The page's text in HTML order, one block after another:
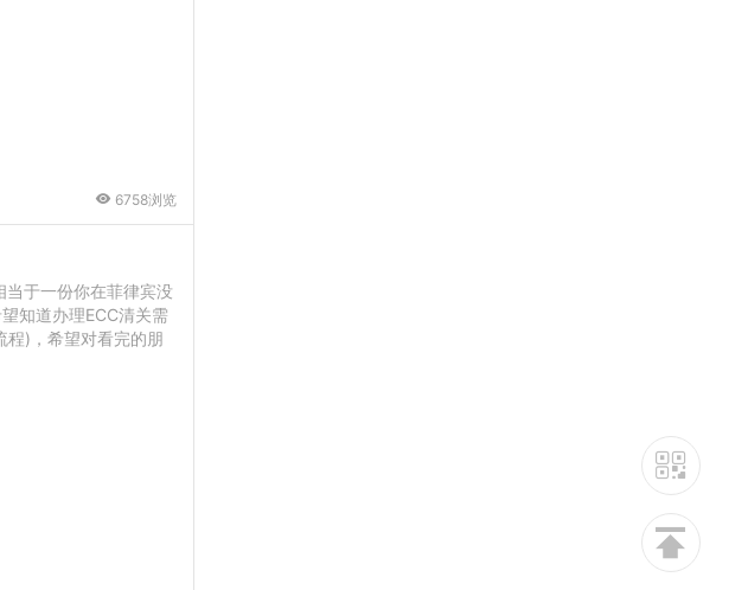
6758浏览
于一份你在菲律宾没
知道办理ECC清关需
程)，希望对看完的朋